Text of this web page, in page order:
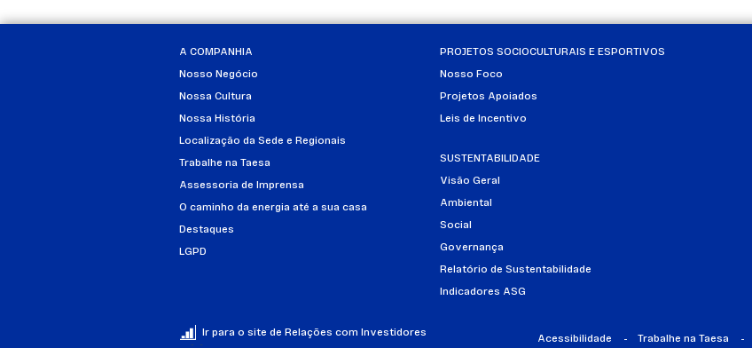
A COMPANHIA
Nosso Negócio
Nossa Cultura
Nossa História
Localização da Sede e Regionais
Trabalhe na Taesa
Assessoria de Imprensa
O caminho da energia até a sua casa
Destaques
LGPD
PROJETOS SOCIOCULTURAIS E ESPORTIVOS
Nosso Foco
Projetos Apoiados
Leis de Incentivo
SUSTENTABILIDADE
Visão Geral
Ambiental
Social
Governança
Relatório de Sustentabilidade
Indicadores ASG
Ir para o site de Relações com Investidores
Acessibilidade Trabalhe na Taesa